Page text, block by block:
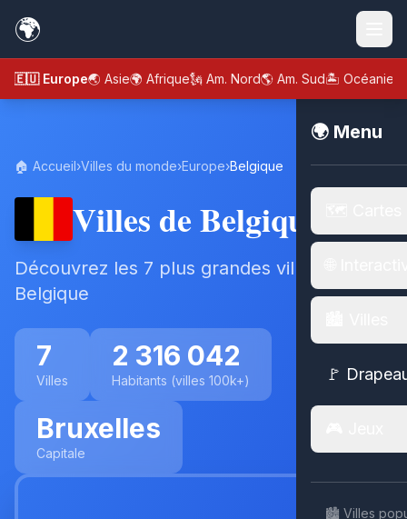
🌍
🇪🇺 Europe🌏 Asie🌍 Afrique🗽 Am. Nord🌎 Am. Sud🏝️ Océanie
🌍 Menu
🚩
🏙️ Villes
🏠 Accueil›Villes du monde›Europe›Belgique
Villes de Belgique
Découvrez les 7 plus grandes villes de
Belgique
7
Villes
2 316 042
Habitants (villes 100k+)
Bruxelles
Capitale